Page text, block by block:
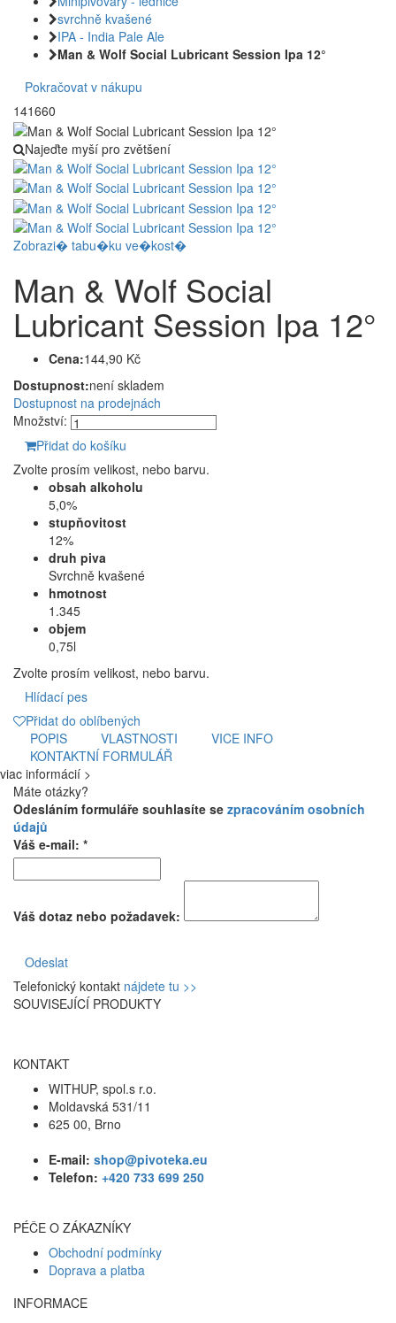
svrchně kvašené
IPA - India Pale Ale
Man & Wolf Social Lubricant Session Ipa 12°
Pokračovat v nákupu
141660
Najeďte myší pro zvětšení
Zobrazi� tabu�ku ve�kost�
Man & Wolf Social
Lubricant Session Ipa 12°
Cena:144,90 Kč
Dostupnost:není skladem
Dostupnost na prodejnách
Množství:
Přidat do košíku
Zvolte prosím velikost, nebo barvu.
obsah alkoholu
5,0%
stupňovitost
12%
druh piva
Svrchně kvašené
hmotnost
1.345
objem
0,75l
Zvolte prosím velikost, nebo barvu.
Hlídací pes
Přidat do oblíbených
POPIS
VLASTNOSTI
VICE INFO
KONTAKTNÍ FORMULÁŘ
viac informácií >
Máte otázky?
Odesláním formuláře souhlasíte se zpracováním osobních
údajů
Váš e-mail: *
Váš dotaz nebo požadavek:
Odeslat
Telefonický kontakt nájdete tu >>
SOUVISEJÍCÍ PRODUKTY
KONTAKT
WITHUP, spol.s r.o.
Moldavská 531/11
625 00, Brno
E-mail: shop@pivoteka.eu
Telefon: +420 733 699 250
PÉČE O ZÁKAZNÍKY
Obchodní podmínky
Doprava a platba
INFORMACE